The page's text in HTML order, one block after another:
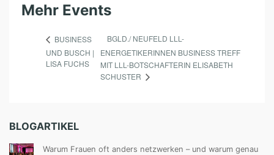
Mehr Events
BUSINESS
UND BUSCH |
LISA FUCHS
BGLD./ NEUFELD LLL-
ENERGETIKERINNEN BUSINESS TREFF
MIT LLL-BOTSCHAFTERIN ELISABETH
SCHUSTER
BLOGARTIKEL
Warum Frauen oft anders netzwerken – und warum genau